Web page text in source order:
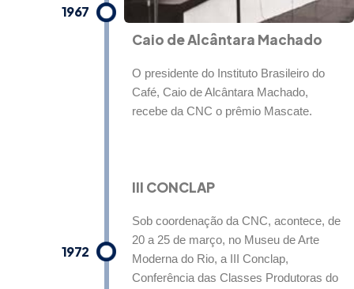
1967
Caio de Alcântara Machado
O presidente do Instituto Brasileiro do
Café, Caio de Alcântara Machado,
recebe da CNC o prêmio Mascate.
III CONCLAP
Sob coordenação da CNC, acontece, de
20 a 25 de março, no Museu de Arte
Moderna do Rio, a III Conclap,
Conferência das Classes Produtoras do
1972